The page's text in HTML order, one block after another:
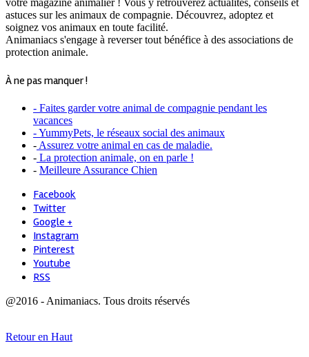
votre magazine animalier ! Vous y retrouverez actualités, conseils et
astuces sur les animaux de compagnie. Découvrez, adoptez et
soignez vos animaux en toute facilité.
Animaniacs s'engage à reverser tout bénéfice à des associations de
protection animale.
À ne pas manquer !
- Faites garder votre animal de compagnie pendant les
vacances
- YummyPets, le réseaux social des animaux
- Assurez votre animal en cas de maladie.
- La protection animale, on en parle !
- Meilleure Assurance Chien
Facebook
Twitter
Google +
Instagram
Pinterest
Youtube
RSS
@2016 - Animaniacs. Tous droits réservés
Retour en Haut